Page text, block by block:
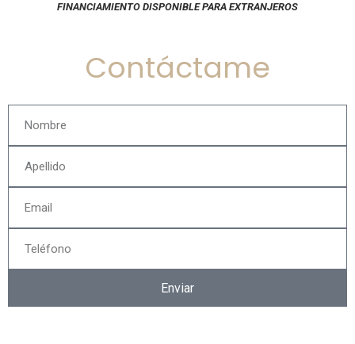
FINANCIAMIENTO DISPONIBLE PARA EXTRANJEROS
Contáctame
Enviar